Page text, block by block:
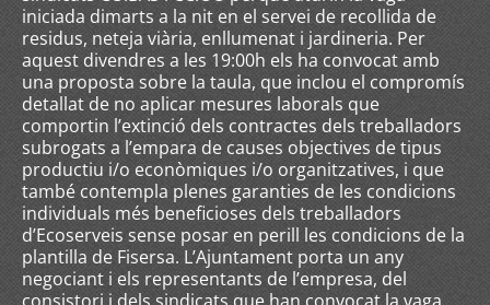
iniciada dimarts a la nit en el servei de recollida de
residus, neteja viària, enllumenat i jardineria. Per
aquest divendres a les 19:00h els ha convocat amb
una proposta sobre la taula, que inclou el compromís
detallat de no aplicar mesures laborals que
comportin l’extinció dels contractes dels treballadors
subrogats a l’empara de causes objectives de tipus
productiu i/o econòmiques i/o organitzatives, i que
també contempla plenes garanties de les condicions
individuals més beneficioses dels treballadors
d’Ecoserveis sense posar en perill les condicions de la
plantilla de Fisersa. L’Ajuntament porta un any
negociant i els representants de l’empresa, del